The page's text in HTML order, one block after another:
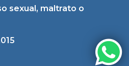
sexual, maltrato o